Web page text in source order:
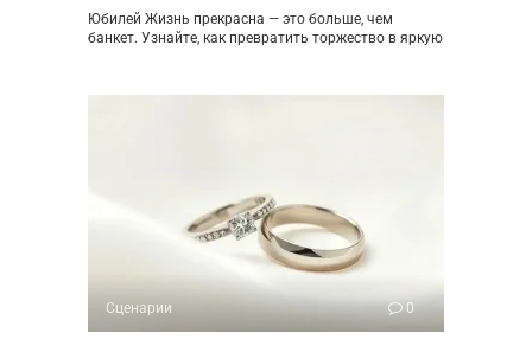
Юбилей Жизнь прекрасна — это больше, чем
банкет. Узнайте, как превратить торжество в яркую
Сценарии 0